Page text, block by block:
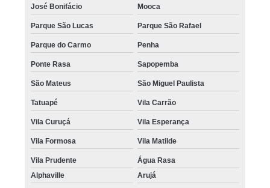
José Bonifácio Mooca
Parque São Lucas Parque São Rafael
Parque do Carmo Penha
Ponte Rasa Sapopemba
São Mateus São Miguel Paulista
Tatuapé Vila Carrão
Vila Curuçá Vila Esperança
Vila Formosa Vila Matilde
Vila Prudente
Água Rasa
Alphaville
Arujá